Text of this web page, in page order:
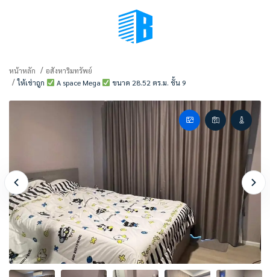
(เลือกมุมมอง)
หน้าหลัก
อสังหาริมทรัพย์
ให้เช่าถูก
A space Mega ขนาด 28.52 ตร.ม. ชั้น 9